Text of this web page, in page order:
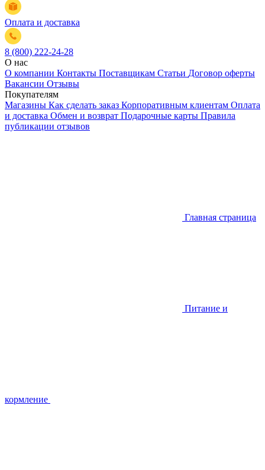
Оплата и доставка
8 (800) 222-24-28
О нас
О компании Контакты Поставщикам Статьи Договор оферты
Вакансии Отзывы
Покупателям
Магазины Как сделать заказ Корпоративным клиентам Оплата
и доставка Обмен и возврат Подарочные карты Правила
публикации отзывов
Главная страница
Питание и
кормление